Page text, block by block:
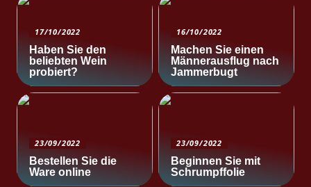
17/10/2022
Haben Sie den
beliebten Wein
probiert?
16/10/2022
Machen Sie einen
Männerausflug nach
Jammerbugt
23/09/2022
Bestellen Sie die
Ware online
23/09/2022
Beginnen Sie mit
Schrumpffolie